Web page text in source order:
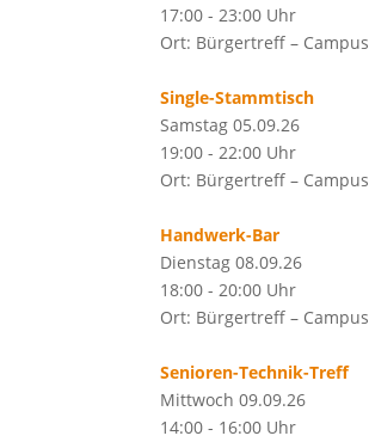
17:00 - 23:00 Uhr
Ort: Bürgertreff – Campus
Single-Stammtisch
Samstag 05.09.26
19:00 - 22:00 Uhr
Ort: Bürgertreff – Campus
Handwerk-Bar
Dienstag 08.09.26
18:00 - 20:00 Uhr
Ort: Bürgertreff – Campus
Senioren-Technik-Treff
Mittwoch 09.09.26
14:00 - 16:00 Uhr